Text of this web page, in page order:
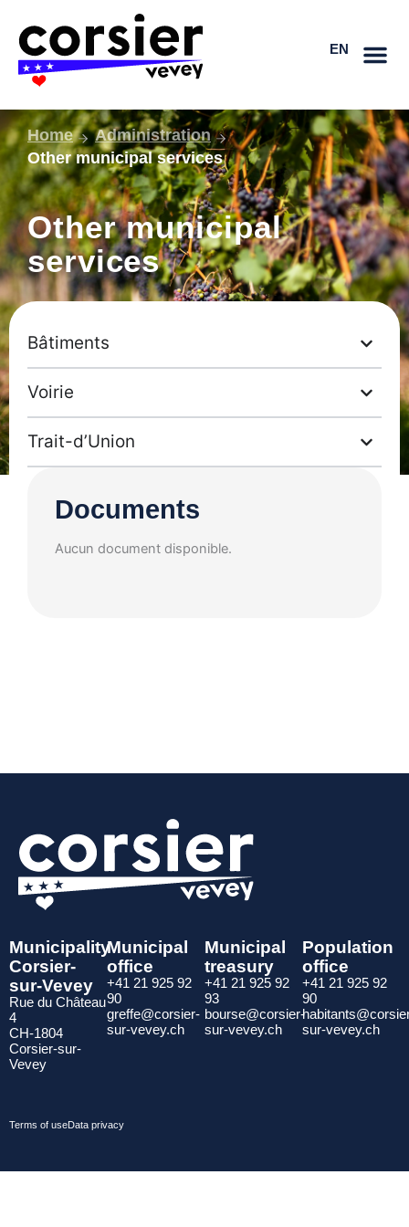
content
EN
DE
Home
Administration
Other municipal services
Other municipal
services
Bâtiments
Voirie
Trait-d’Union
Documents
Aucun document disponible.
Municipality
Corsier-
sur-Vevey
Rue du Château
4
CH-1804
Corsier-sur-
Vevey
Municipal
office
+41 21 925 92
90
greffe@corsier-
sur-vevey.ch
Municipal
treasury
+41 21 925 92
93
bourse@corsier-
sur-vevey.ch
Population
office
+41 21 925 92
90
sur-vevey.ch
Terms of useData privacy